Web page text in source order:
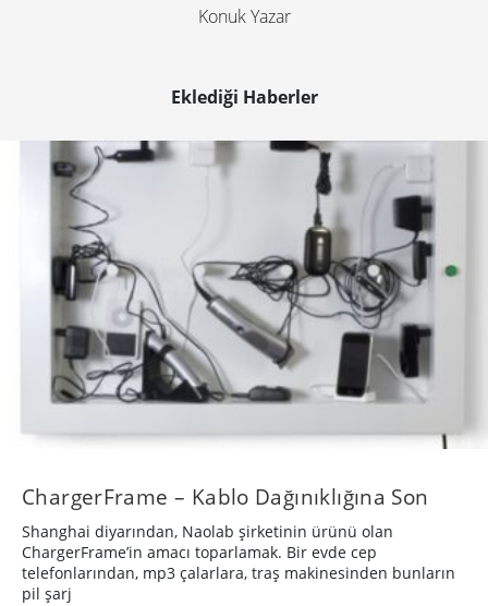
Konuk Yazar
Eklediği Haberler
ChargerFrame – Kablo Dağınıklığına Son
Shanghai diyarından, Naolab şirketinin ürünü olan
ChargerFrame’in amacı toparlamak. Bir evde cep
telefonlarından, mp3 çalarlara, traş makinesinden bunların
pil şarj